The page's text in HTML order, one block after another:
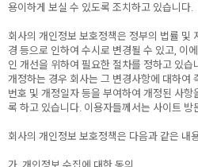
용이하게 보실 수 있도록 조치하고 있습니다.
회사의 개인정보 보호정책은 정부의 법률 및
경 등으로 인하여 수시로 변경될 수 있고, 이
인 개선을 위하여 필요한 절차를 정하고 있
개정하는 경우 회사는 그 변경사항에 대하여
번호 및 개정일자 등을 부여하여 개정된 사
록 하고 있습니다. 이용자들께서는 사이트 방
회사의 개인정보 보호정책은 다음과 같은 내